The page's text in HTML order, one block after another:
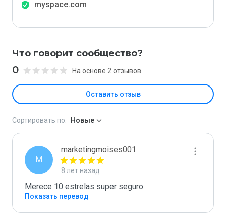
myspace.com
Что говорит сообщество?
0 На основе 2 отзывов
Оставить отзыв
Сортировать по: Новые
M
marketingmoises001
8 лет назад
Merece 10 estrelas super seguro.
Показать перевод